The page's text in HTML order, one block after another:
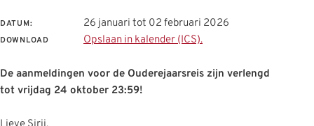
DATUM: 26 januari tot 02 februari 2026
DOWNLOAD Opslaan in kalender (ICS).
De aanmeldingen voor de Ouderejaarsreis zijn verlengd
tot vrijdag 24 oktober 23:59!